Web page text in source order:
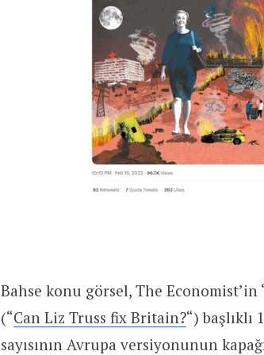
Bahse konu görsel, The
(“Can Liz Truss fix Britain?“)
sayısının Avrupa versiyonunun